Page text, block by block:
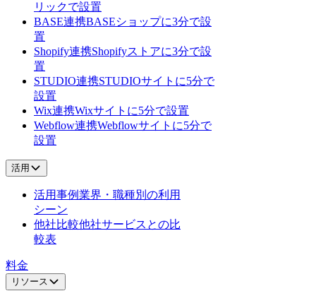
リックで設置
BASE連携BASEショップに3分で設
置
Shopify連携Shopifyストアに3分で設
置
STUDIO連携STUDIOサイトに5分で
設置
Wix連携Wixサイトに5分で設置
Webflow連携Webflowサイトに5分で
設置
活用
活用事例業界・職種別の利用
シーン
他社比較他社サービスとの比
較表
料金
リソース